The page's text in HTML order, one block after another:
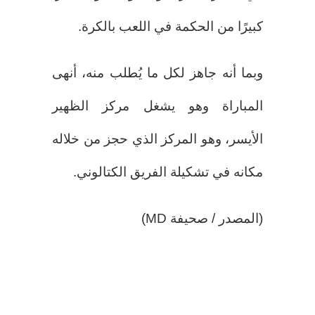
كبيرًا من الحكمة في اللعب بالكرة.
وبما أنه جاهز لكل ما يُطلب منه، أنهى
المباراة وهو يشغل مركز الظهير
الأيسر، وهو المركز الذي حجز من خلاله
مكانه في تشكيلة الفريق الكتالوني.
(المصدر / صحيفة MD)